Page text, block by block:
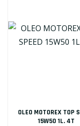
OLEO MOTOREX TOP
15W50 1L. 4T